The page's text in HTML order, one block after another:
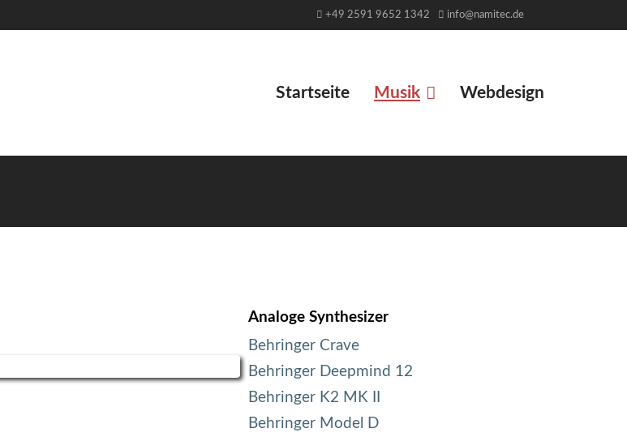
+49 2591 9652 1342 info@namitec.de
Startseite Musik Webdesign
Analoge Synthesizer
Behringer Crave
Behringer Deepmind 12
Behringer K2 MK II
Behringer Model D